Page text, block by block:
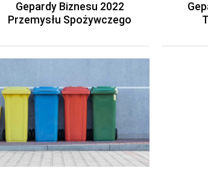
Gepardy Biznesu 2022
Przemysłu Spożywczego